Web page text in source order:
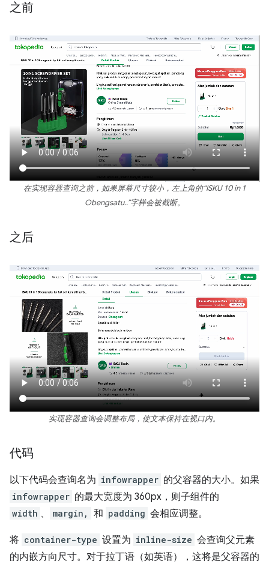
之前
在实现容器查询之前，如果屏幕尺寸较小，左上角的“ISKU 10 in 1
Obengsatu..”字样会被截断。
之后
实现容器查询会调整布局，使文本保持在视口内。
代码
以下代码会查询名为 infowrapper 的父容器的大小。如果
infowrapper 的最大宽度为 360px，则子组件的
width 、 margin, 和 padding 会相应调整。
将 container-type 设置为 inline-size 会查询父元素
的内嵌方向尺寸。对于拉丁语（如英语），这将是父容器的